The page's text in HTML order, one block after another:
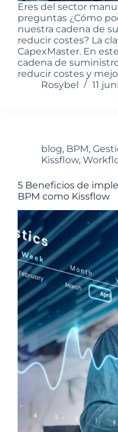
Eres del sector
preguntas ¿Cómo
nuestra cadena de
reducir costes? La
CapexMaster. En
cadena de
reducir costes y
Rosybel
11
blog, BPM,
Kissflow,
5 Beneficios de
BPM como Kissflow